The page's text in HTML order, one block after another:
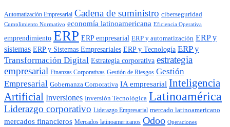
Automatización Empresarial Cadena de suministro ciberseguridad
Cumplimiento Normativo economía latinoamericana Eficiencia Operativa
emprendimiento ERP ERP empresarial ERP y automatización ERP y
sistemas ERP y Sistemas Empresariales ERP y Tecnología ERP y
Transformación Digital Estrategia corporativa estrategia
empresarial Finanzas Corporativas Gestión de Riesgos Gestión
Empresarial Gobernanza Corporativa IA empresarial Inteligencia
Artificial Inversiones Inversión Tecnológica Latinoamérica
Liderazgo corporativo Liderazgo Empresarial mercado latinoamericano
mercados financieros Mercados latinoamericanos Odoo Operaciones